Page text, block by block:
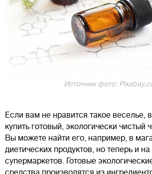
Источник фото:
Если вам не нравится такое веселье,
купить готовый, экологически чистый
Вы можете найти его, например, в
диетических продуктов, но теперь и
супермаркетов. Готовые